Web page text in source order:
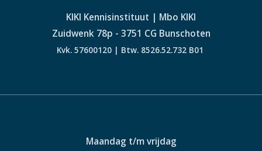
KIKI Kennisinstituut | Mbo KIKI
Zuidwenk 78p - 3751 CG Bunschoten
Kvk. 57600120 | Btw. 8526.52.732 B01
Maandag t/m vrijdag